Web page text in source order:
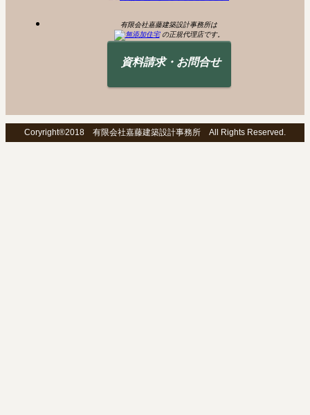
有限会社嘉藤建築設計事務所は
の正規代理店です。
資料請求・お問合せ
Coryright®2018 有限会社嘉藤建築設計事務所 All Rights Reserved.